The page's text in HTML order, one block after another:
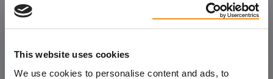
This website uses cookies
We use cookies to personalise content and ads, to
Joignez-vous à la
communauté